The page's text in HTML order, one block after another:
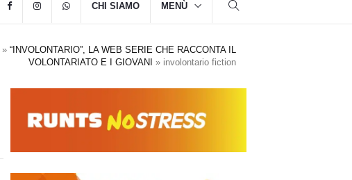
CHI SIAMO MENÙ
» “INVOLONTARIO”, LA WEB SERIE CHE RACCONTA IL
VOLONTARIATO E I GIOVANI » involontario fiction